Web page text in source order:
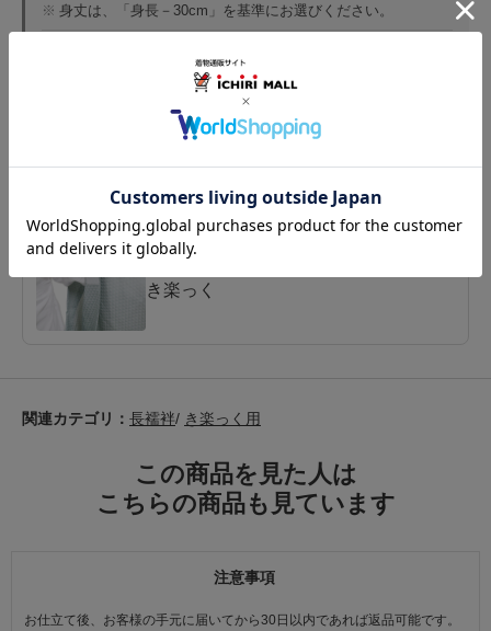
※ 身丈は、「身長－30cm」を基準にお選びください。
マジックテープ上端位置は全サイズ共通で袖山から2cmと14.
5cmの位置に前後2個ずつ（計4個）
ブランド
き楽っく
関連カテゴリ： 長襦袢/ き楽っく用
この商品を見た人は
こちらの商品も見ています
注意事項
お仕立て後、お客様の手元に届いてから30日以内であれば返品可能です。